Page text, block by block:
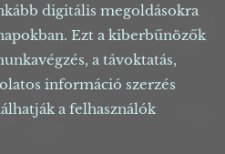
digitális megoldásokra
Ezt a kiberbűnözők
a távoktatás,
információ szerzés
a felhasználók